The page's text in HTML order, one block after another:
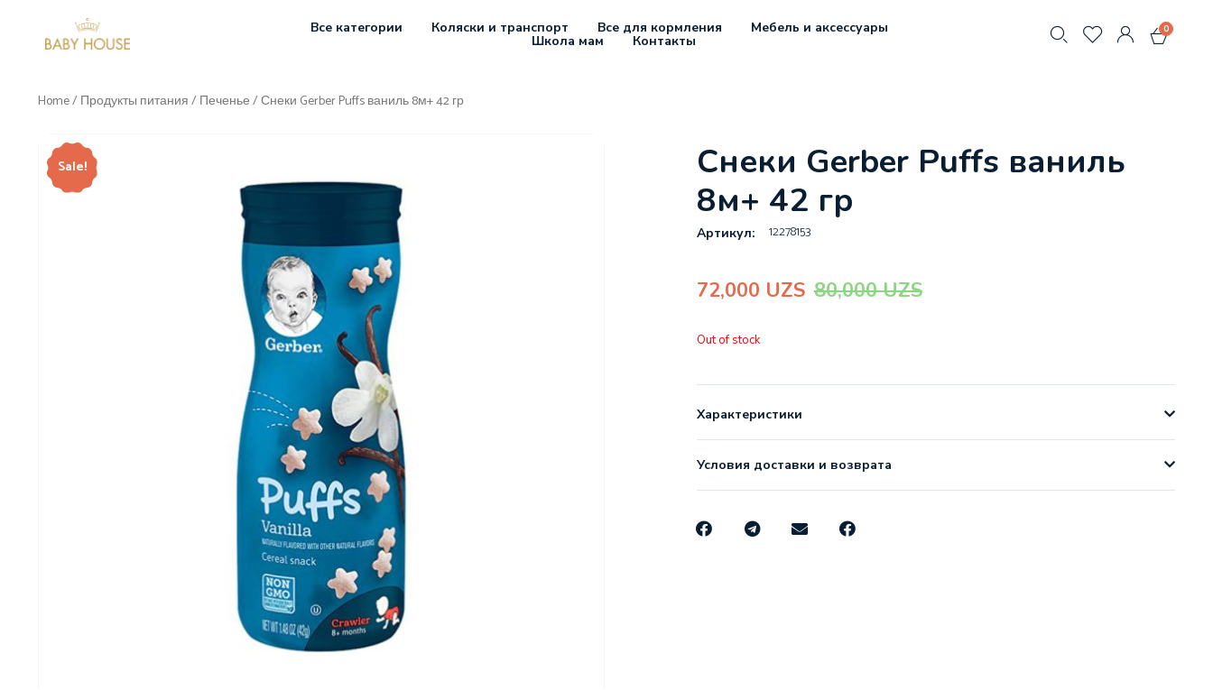
Все категории Коляски и транспорт Все для кормления Мебель и аксессуары
Школа мам Контакты
0
Home/Продукты питания/Печенье/ Снеки Gerber Puffs ваниль 8м+ 42 гр
Sale!
Снеки Gerber Puffs ваниль
8м+ 42 гр
Артикул: 12278153
80,000UZS
72,000 UZS
Out of stock
Характеристики
Условия доставки и возврата